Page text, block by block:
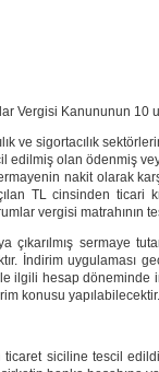
Vergisi Kanununun
ve sigortacılık
olan ödenmiş
nakit olarak
TL cinsinden ticari
vergisi
çıkarılmış sermaye
İndirim
ilgili hesap
konusu yapılabilecektir.
ticaret siciline tescil